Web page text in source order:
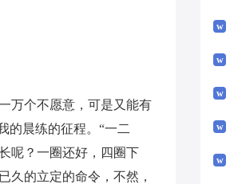
万个不愿意，可是又能有
的晨练的征程。“一二
呢？一圈还好，四圈下
久的立定的命令，不然，